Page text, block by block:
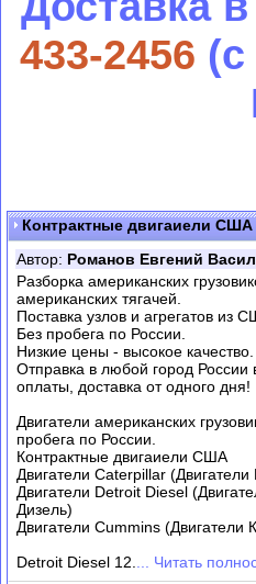
433-2456
Контрактные двигаиели США
Автор: Романов Евгений
Разборка американских
американских тягачей.
Поставка узлов и агрегатов из
Без пробега по России.
Низкие цены - высокое качество.
Отправка в любой город России
оплаты, доставка от одного дня!
Двигатели американских
пробега по России.
Контрактные двигаиели США
Двигатели Caterpillar
Двигатели Detroit Diesel
Дизель)
Двигатели Cummins (Двигатели
Detroit Diesel 12.
... Читать